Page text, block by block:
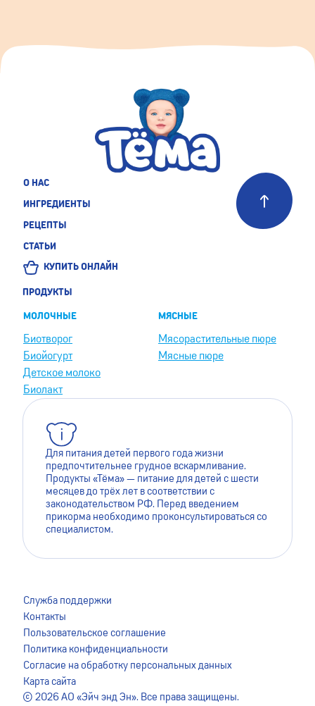
О НАС
ИНГРЕДИЕНТЫ
РЕЦЕПТЫ
СТАТЬИ
КУПИТЬ ОНЛАЙН
ПРОДУКТЫ
МОЛОЧНЫЕ
Биотворог
Биойогурт
Детское молоко
Биолакт
МЯСНЫЕ
Мясорастительные пюре
Мясные пюре
Для питания детей первого года жизни
предпочтительнее грудное вскармливание.
Продукты «Тёма» — питание для детей с шести
месяцев до трёх лет в соответствии с
законодательством РФ. Перед введением
прикорма необходимо проконсультироваться со
специалистом.
© 2026 АО «Эйч энд Эн». Все права защищены.
Служба поддержки
Контакты
Пользовательское соглашение
Политика конфиденциальности
Согласие на обработку персональных данных
Карта сайта
Это помогает нам сделать его более удобным для
пользователей. Оставаясь на сайте, вы даёте согласие на
сохранение файлов cookie на вашем устройстве. Для
более подробной информации ознакомьтесь с
Пользовательским соглашением